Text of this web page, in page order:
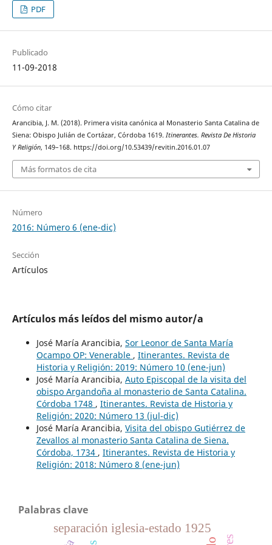
PDF
Publicado
11-09-2018
Cómo citar
Arancibia, J. M. (2018). Primera visita canónica al Monasterio Santa Catalina de
Siena: Obispo Julián de Cortázar, Córdoba 1619. Itinerantes. Revista De Historia
Y Religión, 149–168. https://doi.org/10.53439/revitin.2016.01.07
Más formatos de cita
Número
2016: Número 6 (ene-dic)
Sección
Artículos
Artículos más leídos del mismo autor/a
José María Arancibia, Sor Leonor de Santa María
Ocampo OP: Venerable , Itinerantes. Revista de
Historia y Religión: 2019: Número 10 (ene-jun)
José María Arancibia, Auto Episcopal de la visita del
obispo Argandoña al monasterio de Santa Catalina.
Córdoba 1748 , Itinerantes. Revista de Historia y
Religión: 2020: Número 13 (jul-dic)
José María Arancibia, Visita del obispo Gutiérrez de
Zevallos al monasterio Santa Catalina de Siena.
Córdoba, 1734 , Itinerantes. Revista de Historia y
Religión: 2018: Número 8 (ene-jun)
Palabras clave
separación iglesia-estado 1925